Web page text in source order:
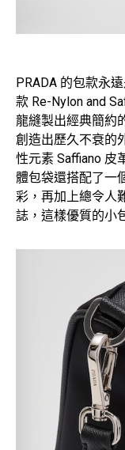
PRADA 的包款永
款 Re-Nylon and
龍縫製出經典簡約
創造出歷久不衰的
性元素 Saffiano 皮
體包袋還搭配了一
彩，再加上總令人
誌，這樣優質的小